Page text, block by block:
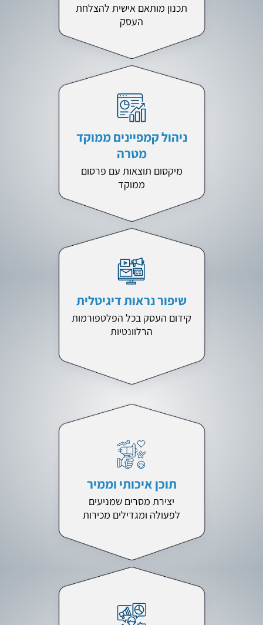
תכנון מותאם אישית להצלחת
העסק
ניהול קמפיינים ממוקד
מטרה
מיקסום תוצאות עם פרסום
ממוקד
שיפור נראות דיגיטלית
קידום העסק בכל הפלטפורמות
הרלוונטיות
תוכן איכותי וממיר
יצירת מסרים שמניעים
לפעולה ומגדילים מכירות